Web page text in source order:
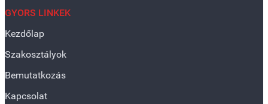
GYORS LINKEK
Kezdőlap
Szakosztályok
Bemutatkozás
Kapcsolat